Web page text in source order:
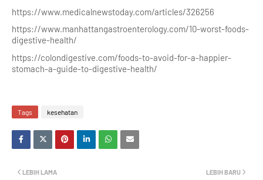
https://www.medicalnewstoday.com/articles/326256
https://www.manhattangastroenterology.com/10-worst-foods-
digestive-health/
https://colondigestive.com/foods-to-avoid-for-a-happier-
stomach-a-guide-to-digestive-health/
Tags kesehatan
LEBIH BARU
LEBIH LAMA